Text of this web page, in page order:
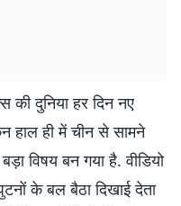
की दुनिया हर दिन नए
हाल ही में चीन से सामने
विषय बन गया है. वीडियो
के बल बैठा दिखाई देता